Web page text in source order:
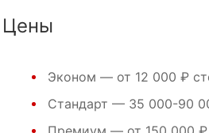
Цены
Эконом — от 12 000 ₽
Стандарт — 35 000-90